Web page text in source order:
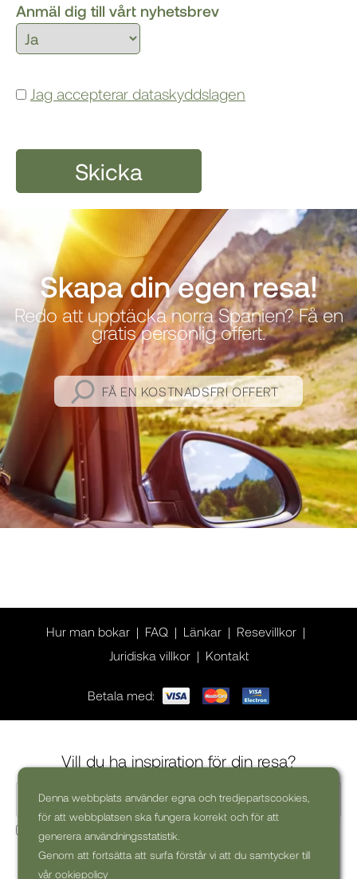
Denna webbplats använder egna och tredjepartscookies,
för att webbplatsen ska fungera korrekt och för att
generera användningsstatistik.
Genom att fortsätta att surfa förstår vi att du samtycker till
vår ookiepolicy
Anmäl dig till vårt nyhetsbrev
Jag accepterar dataskyddslagen
Skapa din egen resa!
Redo att upptäcka norra Spanien? Få en
gratis personlig offert.
FÅ EN KOSTNADSFRI OFFERT
Hur man bokar FAQ Länkar
Resevillkor
Juridiska villkor
Kontakt
Betala med:
Vill du ha inspiration för din resa?
Ja, jag skulle vilja få kommersiella nyhetsbrev (kan alltid
avsluta prenumerationen)